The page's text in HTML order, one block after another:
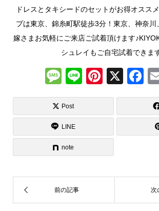
ドレスとタキシードのセットがお得オスス
プは東京、錦糸町駅徒歩3分！東京、神奈
嫁さまお気軽にご来店ご試着頂けます
シュレイもご自宅試着できま
M
e
ss
a
g
e
Li
n
Pi
nt
st
X
F
a
c
e
b
o
k
Post
LINE
note